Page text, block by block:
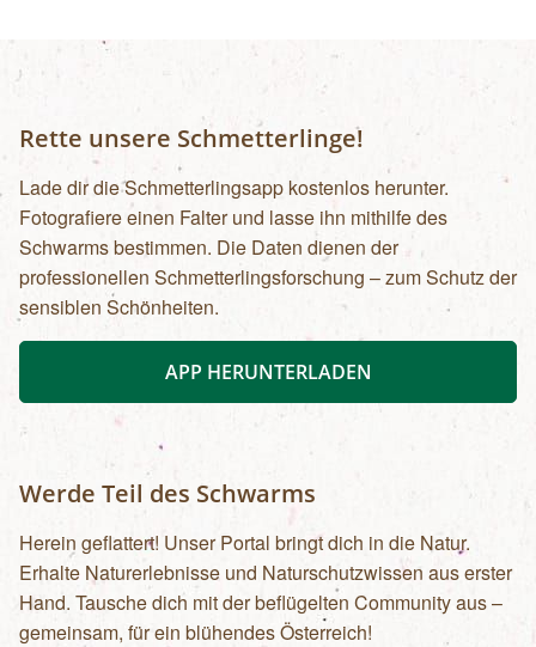
Rette unsere Schmetterlinge!
Lade dir die Schmetterlingsapp kostenlos herunter.
Fotografiere einen Falter und lasse ihn mithilfe des
Schwarms bestimmen. Die Daten dienen der
professionellen Schmetterlingsforschung – zum Schutz der
sensiblen Schönheiten.
APP HERUNTERLADEN
Werde Teil des Schwarms
Herein geflattert! Unser Portal bringt dich in die Natur.
Erhalte Naturerlebnisse und Naturschutzwissen aus erster
Hand. Tausche dich mit der beflügelten Community aus –
gemeinsam, für ein blühendes Österreich!